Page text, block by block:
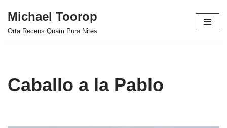
Ga
Michael Toorop
Orta Recens Quam Pura Nites
Caballo a la Pablo